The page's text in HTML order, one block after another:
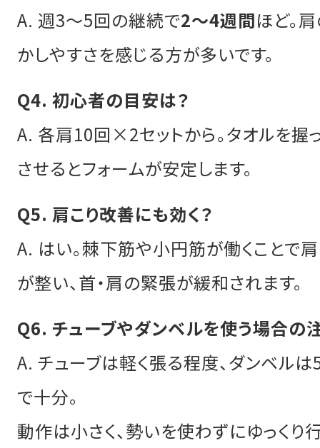
A. 週3〜5回の継続で2〜4週間ほど。
かしやすさを感じる方が多いです。
Q4. 初心者の目安は？
A. 各肩10回×2セットから。タオルを握
させるとフォームが安定します。
Q5. 肩こり改善にも効く？
A. はい。棘下筋や小円筋が働くことで
が整い、首・肩の緊張が緩和されます。
Q6. チューブやダンベルを使う場合の
A. チューブは軽く張る程度、ダンベル
で十分。
動作は小さく、勢いを使わずにゆっくり